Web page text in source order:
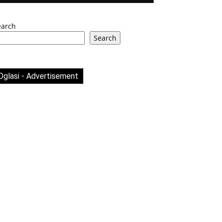
Search
- Advertisement